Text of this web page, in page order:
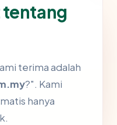
tentang
terima adalah
?". Kami
hanya